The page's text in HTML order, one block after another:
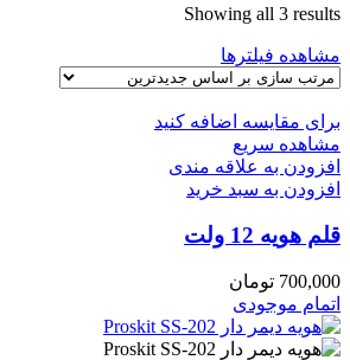
Showing all 3 results
مشاهده فیلترها
برای مقایسه اضافه کنید
مشاهده سریع
افزودن به علاقه مندی
افزودن به سبد خرید
قلم هویه 12 ولت
700,000 تومان
اتمام موجودی